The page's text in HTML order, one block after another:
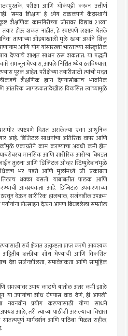
परीक्षा आणि घोकंपट्टी करून उत्तीर्ण
‌‘समग्र शिक्षण‌’ हे ध्येय ठळकपणे केंद्रस्थानी
कामगिरीच्या जोरावर विद्याथ 21व्या
होऊ शकत नाहीत, हे स्पष्टपणे लक्षात घेतले
ताणाच्या ओझ्याखाली मुले खऱ्या अर्थाने शिकू
आणि योग यांसारख्या भारताच्या सांस्कृतिक
देण्याचे शाश्वत साधन ठरू शकतात. या पद्धती
समजून घेण्यास, आपले निश्चित ध्येय ठरविण्यास,
पूरक आहेत. परीक्षेच्या तयारीसाठी त्यांची मदत
शैक्षणिक ज्ञान देण्यासोबतच भावनिक
आंतरिक जागरूकतादेखील विकसित त्यांच्यामुळे
स्पष्टपणे दिसत असलेल्या एका आधुनिक
आहे. डिजिटल साधनांचा अतिरिक्त वापर आणि
एकाग्रतेने काम करण्याचा अवधी कमी होत
मानसिक आणि शारीरिक आरोग्य बिघडत
तुलना आणि ‌‘डिजिटल ओव्हर स्टिम्युलेशन‌’मुळे
भर पडते आणि मुलांमध्ये जी एकाग्रता
धक्का बसतो. याबाबतीत पालक आणि
आवश्यकता आहे. डिजिटल उपकरणांच्या
ठरवून देऊन शारीरिक हालचाल, सर्जनशील उपक्रम
प्रोत्साहन देऊन आपण बिघडलेला समतोल
सर्व क्षेत्रात उत्कृष्टता प्राप्त करणे आवश्यक
शक्तींचा शोध घेण्याची आणि विकसित
देश सर्जनशीलता, समावेशकता आणि सामूहिक
समस्यांवर उपाय काढणे यातील अंतर कमी झाले
उपायांचा शोध घेण्यास वाव देणे, ही आपली
नवनवीन प्रयोग करण्यासाठी योग्य साधने
आले, तरी त्यांच्या पाठीशी असल्याचा विश्वास
मार्गदर्शन आणि पाठिंबा मिळत राहील,